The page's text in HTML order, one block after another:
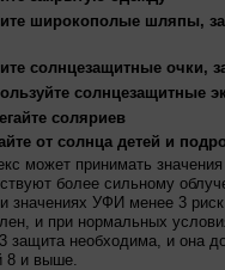
широкополые шляпы,
солнцезащитные очки,
солнцезащитные
соляриев
от солнца детей и
может принимать
более сильному
значениях УФИ менее 3
и при нормальных
защита необходима, и она
8 и выше.